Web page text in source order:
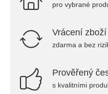
pro vybrané
Vrácení
zdarma a bez
Prověřený
s kvalitními